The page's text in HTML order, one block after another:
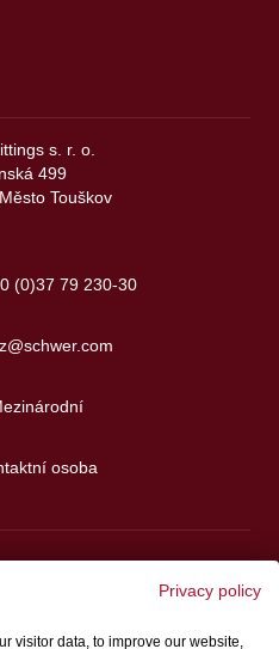
s. r. o.
499
Touškov
(0)37 79 230-30
osoba
Privacy policy
visitor data, to improve our website,